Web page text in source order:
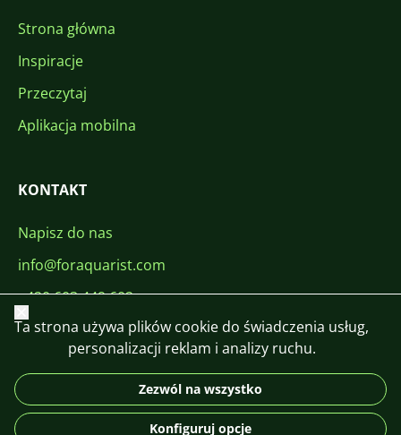
Strona główna
Inspiracje
Przeczytaj
Aplikacja mobilna
KONTAKT
Napisz do nas
info@foraquarist.com
+420 603 449 602
DE
Zamknij
Ta strona używa plików cookie do świadczenia usług,
personalizacji reklam i analizy ruchu.
Zezwól na wszystko
Konfiguruj opcje